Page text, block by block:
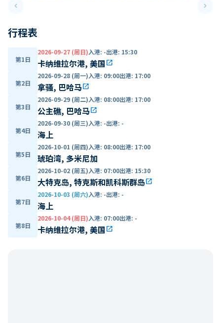
keyboard_arrow_leftPrevious slide keyboard_arrow_right
行程表
第1日
2026-09-27 (周日)入港: -出港: 15:30
卡纳维拉尔港, 美国open_in_new
第2日
2026-09-28 (周一)入港: 09:00出港: 17:00
拿骚, 巴哈马open_in_new
第3日
2026-09-29 (周二)入港: 08:00出港: 17:00
公主礁, 巴哈马open_in_new
第4日
2026-09-30 (周三)入港: -出港: -
海上
第5日
2026-10-01 (周四)入港: 08:00出港: 17:00
琥珀湾, 多米尼加
第6日
2026-10-02 (周五)入港: 07:00出港: 15:30
大特克岛, 特克斯和凯科斯群岛open_in_new
第7日
2026-10-03 (周六)入港: -出港: -
海上
第8日
2026-10-04 (周日)入港: 07:00出港: -
卡纳维拉尔港, 美国open_in_new